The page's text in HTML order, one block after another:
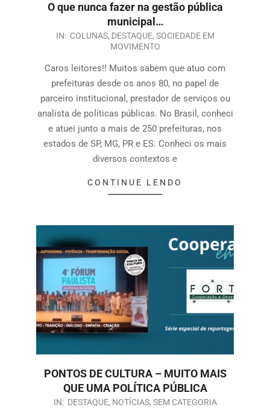
O que nunca fazer na gestão pública
municipal…
IN: COLUNAS, DESTAQUE, SOCIEDADE EM
MOVIMENTO
Caros leitores!! Muitos sabem que atuo com
prefeituras desde os anos 80, no papel de
parceiro institucional, prestador de serviços ou
analista de políticas públicas. No Brasil, conheci
e atuei junto a mais de 250 prefeituras, nos
estados de SP, MG, PR e ES. Conheci os mais
diversos contextos e
CONTINUE LENDO
PONTOS DE CULTURA – MUITO MAIS
QUE UMA POLÍTICA PÚBLICA
IN: DESTAQUE, NOTÍCIAS, SEM CATEGORIA